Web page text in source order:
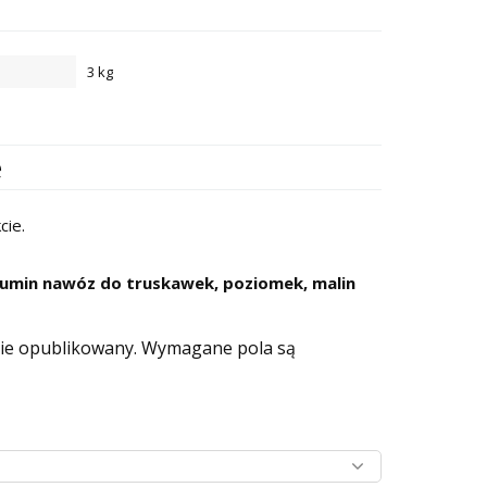
3 kg
nawóz do truskawek, poziomek, malin
opublikowany. Wymagane pola są